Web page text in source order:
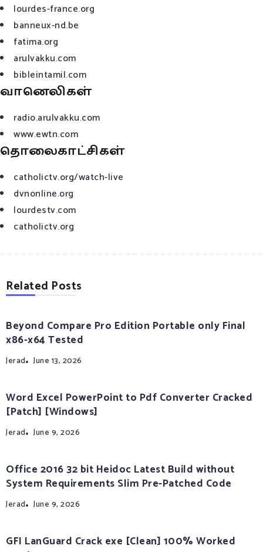
lourdes-france.org
banneux-nd.be
fatima.org
arulvakku.com
bibleintamil.com
வானெலிகள்
radio.arulvakku.com
www.ewtn.com
தொலைகாட்சிகள்
catholictv.org/watch-live
dvnonline.org
lourdestv.com
catholictv.org
Related Posts
Beyond Compare Pro Edition Portable only Final
x86-x64 Tested
Jerad June 13, 2026
Word Excel PowerPoint to Pdf Converter Cracked
[Patch] [Windows]
Jerad June 9, 2026
Office 2016 32 bit Heidoc Latest Build without
System Requirements Slim Pre-Patched Code
Jerad June 9, 2026
GFI LanGuard Crack exe [Clean] 100% Worked